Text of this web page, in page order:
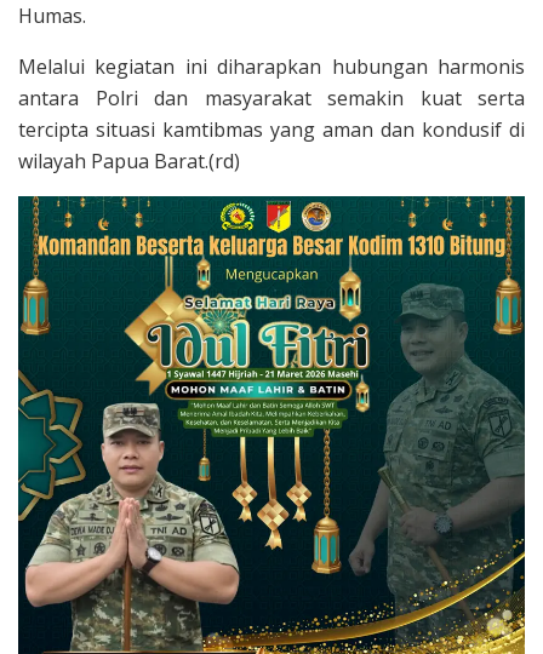
Humas.
Melalui kegiatan ini diharapkan hubungan harmonis
antara Polri dan masyarakat semakin kuat serta
tercipta situasi kamtibmas yang aman dan kondusif di
wilayah Papua Barat.(rd)